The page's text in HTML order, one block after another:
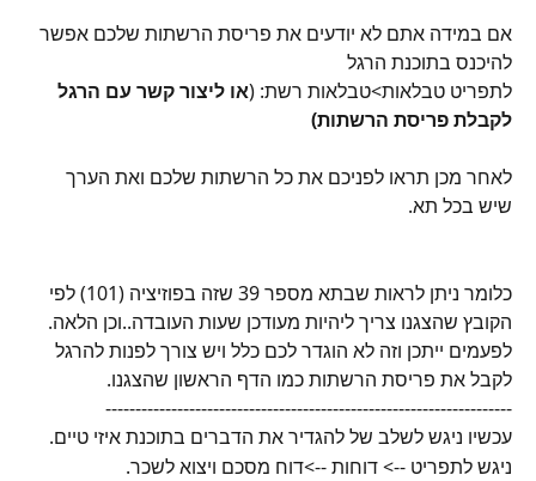
אם במידה אתם לא יודעים את פריסת הרשתות שלכם אפשר
להיכנס בתוכנת הרגל
לתפריט טבלאות>טבלאות רשת: (או ליצור קשר עם הרגל
לקבלת פריסת הרשתות)
לאחר מכן תראו לפניכם את כל הרשתות שלכם ואת הערך
שיש בכל תא.
כלומר ניתן לראות שבתא מספר 39 שזה בפוזיציה (101) לפי
הקובץ שהצגנו צריך ליהיות מעודכן שעות העובדה..וכן הלאה.
לפעמים ייתכן וזה לא הוגדר לכם כלל ויש צורך לפנות להרגל
לקבל את פריסת הרשתות כמו הדף הראשון שהצגנו.
--------------------------------------------------------------------
עכשיו ניגש לשלב של להגדיר את הדברים בתוכנת איזי טיים.
ניגש לתפריט --> דוחות -->דוח מסכם ויצוא לשכר.